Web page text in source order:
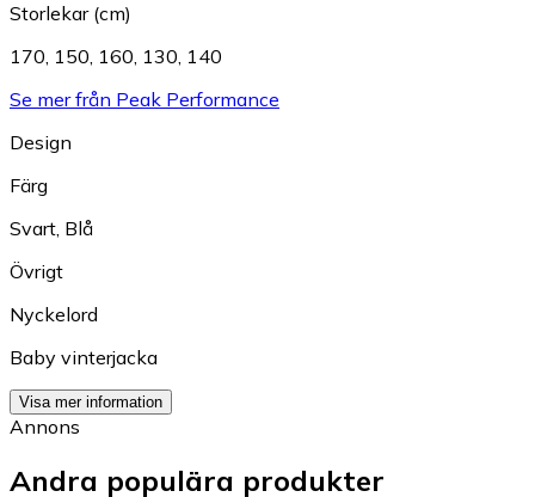
Storlekar (cm)
170, 150, 160, 130, 140
Se mer från Peak Performance
Design
Färg
Svart, Blå
Övrigt
Nyckelord
Baby vinterjacka
Visa mer information
Annons
Andra populära produkter